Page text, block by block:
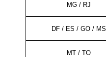
MG / RJ
DF / ES / GO / MS
MT / TO